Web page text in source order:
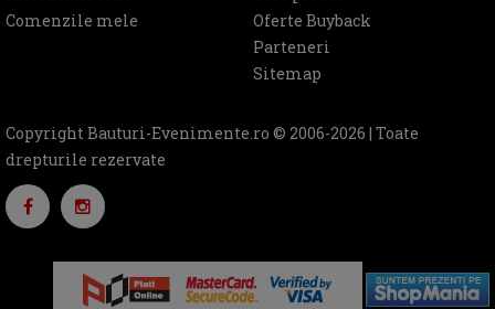
Comenzile mele
Oferte Buyback
Parteneri
Sitemap
Copyright Bauturi-Evenimente.ro © 2006-2026 | Toate
drepturile rezervate